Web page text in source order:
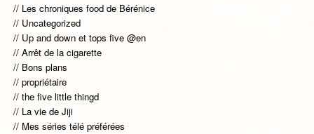
Les chroniques food de Bérénice
Uncategorized
Up and down et tops five @en
Arrêt de la cigarette
Bons plans
propriétaire
the five little thingd
La vie de Jiji
Mes séries télé préférées